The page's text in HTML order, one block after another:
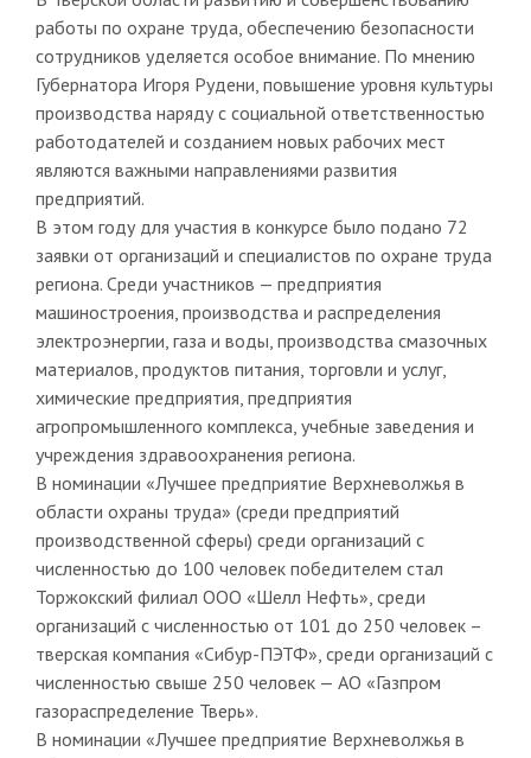
работы по охране труда, обеспечению безопасности
сотрудников уделяется особое внимание. По мнению
Губернатора Игоря Рудени, повышение уровня культуры
производства наряду с социальной ответственностью
работодателей и созданием новых рабочих мест
являются важными направлениями развития
предприятий.
В этом году для участия в конкурсе было подано 72
заявки от организаций и специалистов по охране труда
региона. Среди участников — предприятия
машиностроения, производства и распределения
электроэнергии, газа и воды, производства смазочных
материалов, продуктов питания, торговли и услуг,
химические предприятия, предприятия
агропромышленного комплекса, учебные заведения и
учреждения здравоохранения региона.
В номинации «Лучшее предприятие Верхневолжья в
области охраны труда» (среди предприятий
производственной сферы) среди организаций с
численностью до 100 человек победителем стал
Торжокский филиал ООО «Шелл Нефть», среди
организаций с численностью от 101 до 250 человек –
тверская компания «Сибур-ПЭТФ», среди организаций с
численностью свыше 250 человек — АО «Газпром
газораспределение Тверь».
В номинации «Лучшее предприятие Верхневолжья в